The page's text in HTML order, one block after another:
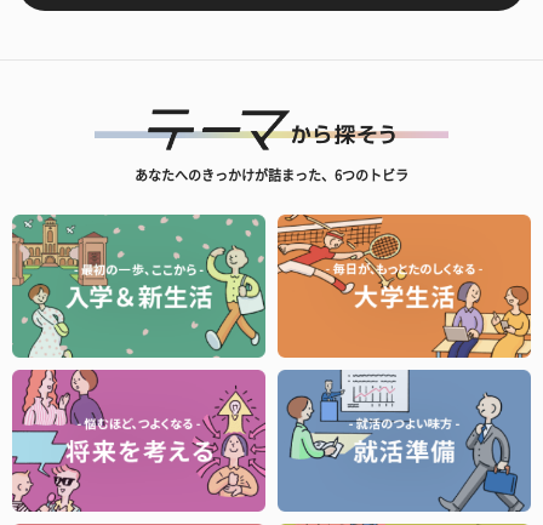
あなたへのきっかけが詰まった、6つのトビラ